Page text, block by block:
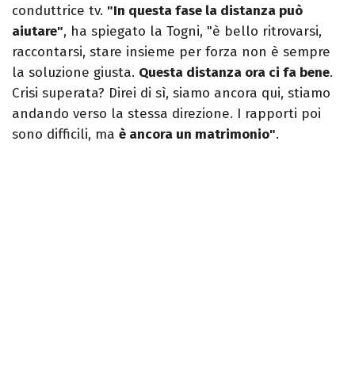
conduttrice tv. "In questa fase la distanza può
aiutare", ha spiegato la Togni, "è bello ritrovarsi,
raccontarsi, stare insieme per forza non è sempre
la soluzione giusta. Questa distanza ora ci fa bene.
Crisi superata? Direi di sì, siamo ancora qui, stiamo
andando verso la stessa direzione. I rapporti poi
sono difficili, ma è ancora un matrimonio".